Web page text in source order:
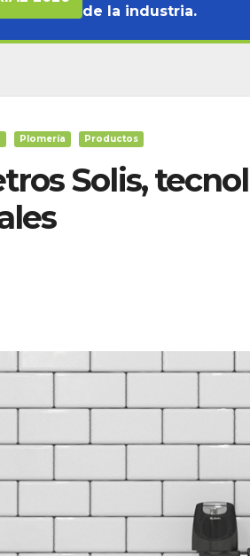
de la industria.
Plomería Productos
Solis,